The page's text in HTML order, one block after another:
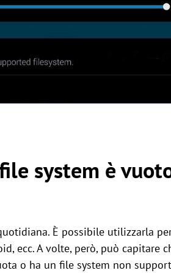
system è
È possibile utilizzarla
ecc. A volte, però, può capitare
o ha un file system non